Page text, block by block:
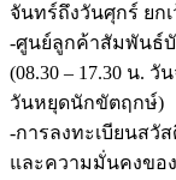
จันทร์ถึงวันศุกร์ ยก
-ศูนย์ลูกค้าสัมพันธ์บั
(08.30 – 17.30 น.
วันหยุดนักขัตฤกษ์)
-การลงทะเบียนสวั
และความมั่นคงขอ